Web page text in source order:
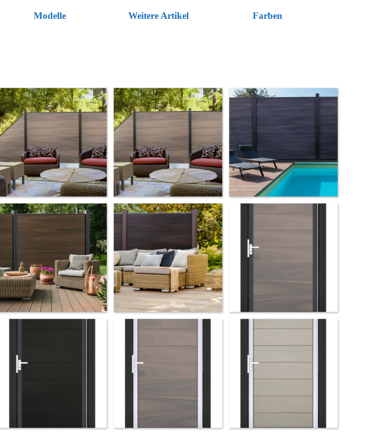
Menü überspringen
Modelle ▼
Weitere Artikel ▼
Farben